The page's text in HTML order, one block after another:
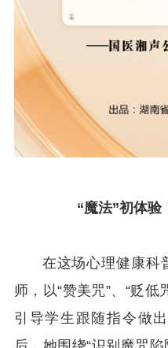
“魔法”初体验
在这场心理健康科
师，以“赞美咒”、“贬低
引导学生跟随指令做